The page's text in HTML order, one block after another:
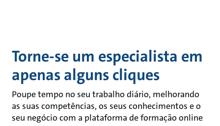
Torne-se um especialista em
apenas alguns cliques
Poupe tempo no seu trabalho diário, melhorando
as suas competências, os seus conhecimentos e o
seu negócio com a plataforma de formação online